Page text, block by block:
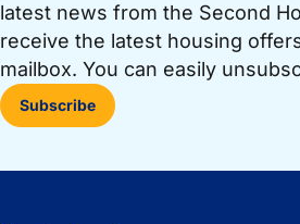
latest news from the Second
receive the latest housing
mailbox. You can easily
Subscribe